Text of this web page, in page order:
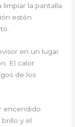
limpiar la pantalla
estén
en un lugar
El calor
de los
encendido
y el